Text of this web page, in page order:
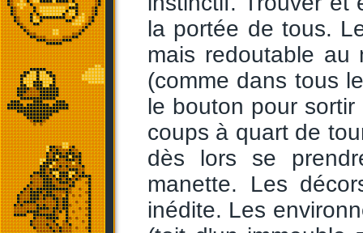
la portée de tous.
mais redoutable
(comme dans tous
le bouton pour
coups à quart de
dès lors se
manette. Les
inédite. Les